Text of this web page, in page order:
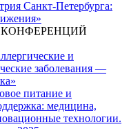
Санкт-Петербурга:
и
заболевания —
питание и
медицина,
технологии.